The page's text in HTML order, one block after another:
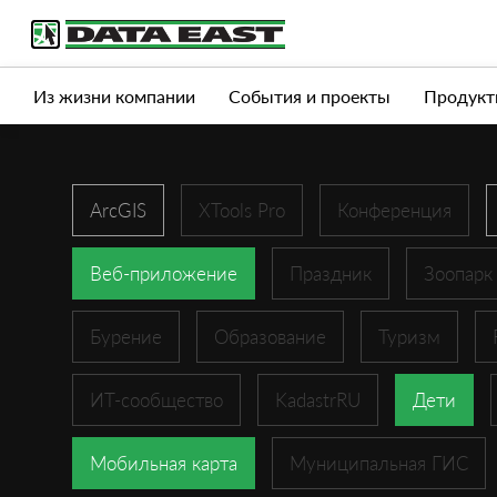
Услуги Продукты Истории успеха
Из жизни компании События и проекты
ArcGIS XTools Pro Конференция
Веб-приложение Праздник Зоопарк
Бурение Образование Туризм
ИТ-сообщество KadastrRU Дети
Мобильная карта Муниципальная ГИС